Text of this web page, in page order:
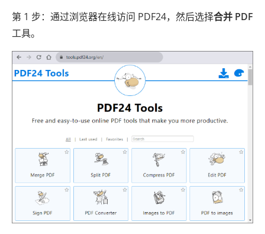
第 1 步：通过浏览器在线访问 PDF24，然后选择合并 PDF
工具。